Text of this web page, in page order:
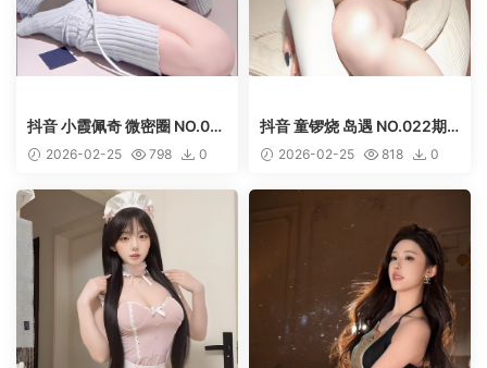
抖音 小霞佩奇 微密圈 NO.010
期 【19P3V】
2026-02-25 798
0
抖音 童锣烧 岛遇 NO.022期
【1V】
2026-02-25 818
0